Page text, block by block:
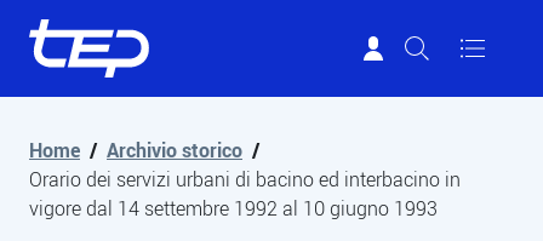
Tep - Trasporti pubblici Parma
Home / Archivio storico /
Orario dei servizi urbani di bacino ed interbacino in
vigore dal 14 settembre 1992 al 10 giugno 1993